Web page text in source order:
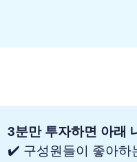
3분만 투자하면 아래
✔️ 구성원들이 좋아하